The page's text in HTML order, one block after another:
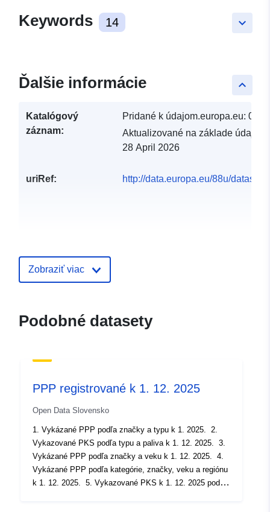
keyboard_arrow_down
Keywords 14
keyboard_arrow_up
Ďalšie informácie
Katalógový
záznam:
Pridané k údajom.europa.eu: 01
Aktualizované na základe
28 April 2026
uriRef: http://data.europa.eu/88u/dataset/
Zobraziť viac
Podobné datasety
PPP registrované k 1. 12. 2025
Open Data Slovensko
1. Vykázané PPP podľa značky a typu k 1. 2025. 2.
Vykazované PKS podľa typu a paliva k 1. 12. 2025. 3.
Vykázané PPP podľa značky a veku k 1. 12. 2025. 4.
Vykázané PPP podľa kategórie, značky, veku a regiónu
k 1. 12. 2025. 5. Vykazované PKS k 1. 12. 2025 podľa